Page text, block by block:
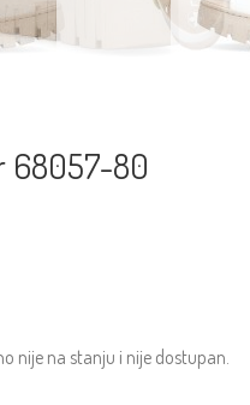
68057-80
nije na stanju i nije dostupan.